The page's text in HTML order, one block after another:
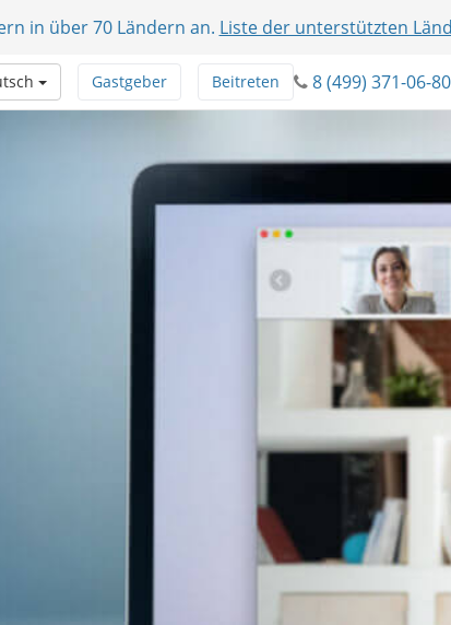
in über 70 Ländern an. Liste der unterstützten
8 (499) 371-06-80
Beitreten
Gastgeber